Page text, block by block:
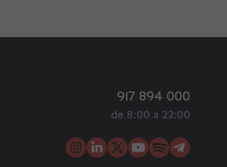
917 894 000
de 8:00 a 22:00